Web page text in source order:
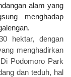
alam yang
menghadap
hektar, dengan
menghadirkan
Podomoro Park
dan teduh, hal